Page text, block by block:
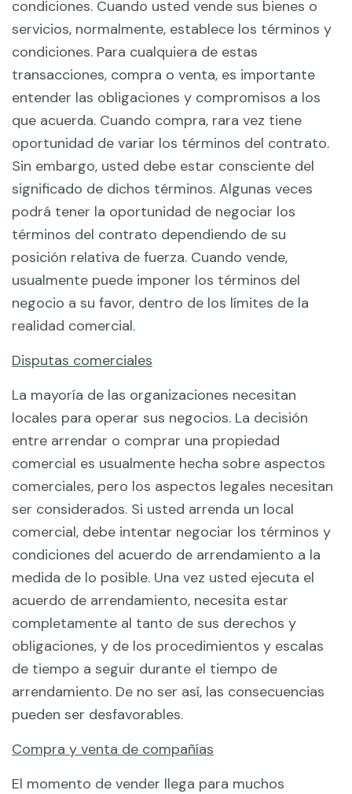
condiciones. Cuando usted vende sus bienes o
servicios, normalmente, establece los términos y
condiciones. Para cualquiera de estas
transacciones, compra o venta, es importante
entender las obligaciones y compromisos a los
que acuerda. Cuando compra, rara vez tiene
oportunidad de variar los términos del contrato.
Sin embargo, usted debe estar consciente del
significado de dichos términos. Algunas veces
podrá tener la oportunidad de negociar los
términos del contrato dependiendo de su
posición relativa de fuerza. Cuando vende,
usualmente puede imponer los términos del
negocio a su favor, dentro de los límites de la
realidad comercial.
Disputas comerciales
La mayoría de las organizaciones necesitan
locales para operar sus negocios. La decisión
entre arrendar o comprar una propiedad
comercial es usualmente hecha sobre aspectos
comerciales, pero los aspectos legales necesitan
ser considerados. Si usted arrenda un local
comercial, debe intentar negociar los términos y
condiciones del acuerdo de arrendamiento a la
medida de lo posible. Una vez usted ejecuta el
acuerdo de arrendamiento, necesita estar
completamente al tanto de sus derechos y
obligaciones, y de los procedimientos y escalas
de tiempo a seguir durante el tiempo de
arrendamiento. De no ser así, las consecuencias
pueden ser desfavorables.
Compra y venta de compañías
El momento de vender llega para muchos